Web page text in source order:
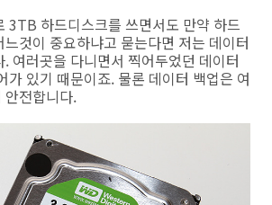
3TB 하드디스크를 쓰면서도 만약 하드
것이 중요하냐고 묻는다면 저는 데이터
여러곳을 다니면서 찍어두었던 데이터
가 있기 때문이죠. 물론 데이터 백업은 여
안전합니다.